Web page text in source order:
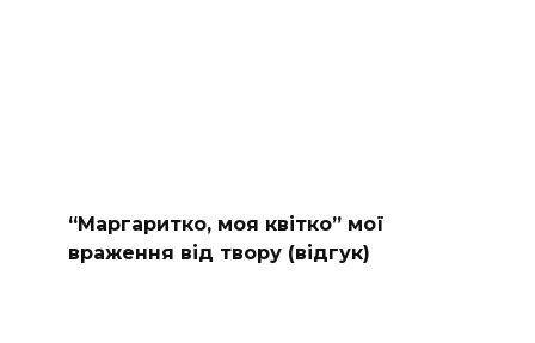
“Маргаритко, моя квітко” мої
враження від твору (відгук)